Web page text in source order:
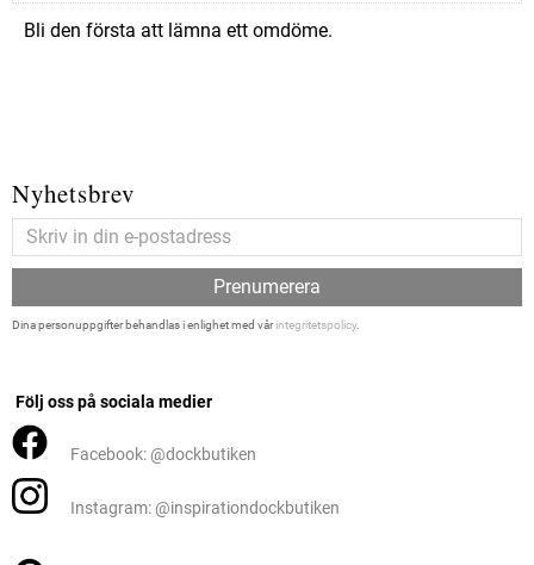
Bli den första att lämna ett omdöme.
Nyhetsbrev
Prenumerera
Dina personuppgifter behandlas i enlighet med vårintegritetspolicy.
Följ oss på sociala medier
Facebook: @dockbutiken
Instagram: @inspirationdockbutiken